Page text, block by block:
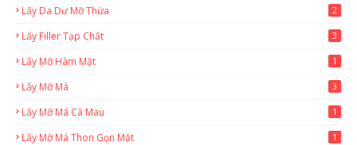
Lấy Da Dư Mỡ Thừa 2
Lấy Filler Tạp Chất 3
Lấy Mỡ Hàm Mặt 1
Lấy Mỡ Má 3
Lấy Mỡ Má Cà Mau 1
Lấy Mỡ Má Thon Gọn Mặt 1